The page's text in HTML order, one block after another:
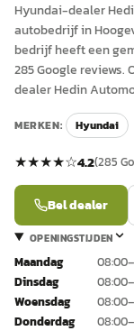
Hyundai-dealer
autobedrijf in
bedrijf heeft een
285 Google reviews.
dealer Hedin
MERKEN: Hyundai
★★★★☆4.2(285
Bel dealer
OPENINGSTIJDEN
Maandag
Dinsdag
Woensdag
Donderdag